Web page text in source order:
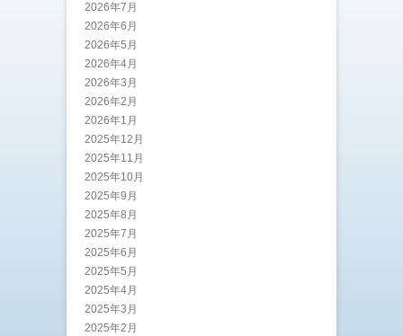
2026年7月
2026年6月
2026年5月
2026年4月
2026年3月
2026年2月
2026年1月
2025年12月
2025年11月
2025年10月
2025年9月
2025年8月
2025年7月
2025年6月
2025年5月
2025年4月
2025年3月
2025年2月